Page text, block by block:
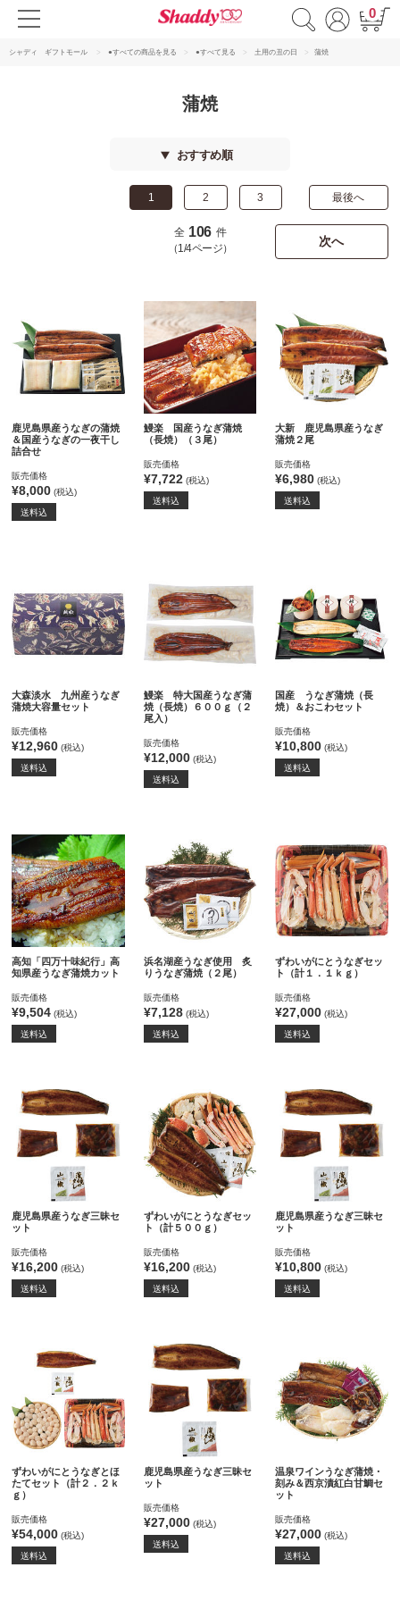
0
シャディ ギフトモール ●すべての商品を見る ●すべて見る 土用の丑の日 蒲焼
蒲焼
おすすめ順
1 2 3 最後へ
次へ
全 106 件
（1/4ページ）
鹿児島県産うなぎの蒲焼
＆国産うなぎの一夜干し
詰合せ
販売価格
¥8,000 (税込)
送料込
鰻楽 国産うなぎ蒲焼
（長焼）（３尾）
販売価格
¥7,722(税込)
送料込
大新 鹿児島県産うなぎ
蒲焼２尾
販売価格
¥6,980 (税込)
送料込
大森淡水 九州産うなぎ
蒲焼大容量セット
販売価格
¥12,960 (税込)
送料込
鰻楽 特大国産うなぎ蒲
焼（長焼）６００ｇ（２
尾入）
販売価格
¥12,000(税込)
送料込
国産 うなぎ蒲焼（長
焼）＆おこわセット
販売価格
¥10,800 (税込)
送料込
高知「四万十味紀行」高
知県産うなぎ蒲焼カット
販売価格
¥9,504 (税込)
送料込
浜名湖産うなぎ使用 炙
りうなぎ蒲焼（２尾）
販売価格
¥7,128(税込)
送料込
ずわいがにとうなぎセッ
ト（計１．１ｋｇ）
販売価格
¥27,000 (税込)
送料込
鹿児島県産うなぎ三昧セ
ット
販売価格
¥16,200 (税込)
送料込
ずわいがにとうなぎセッ
ト（計５００ｇ）
販売価格
¥16,200(税込)
送料込
鹿児島県産うなぎ三昧セ
ット
販売価格
¥10,800 (税込)
送料込
ずわいがにとうなぎとほ
たてセット（計２．２ｋ
ｇ）
販売価格
¥54,000 (税込)
送料込
鹿児島県産うなぎ三昧セ
ット
販売価格
¥27,000(税込)
送料込
温泉ワインうなぎ蒲焼・
刻み＆西京漬紅白甘鯛セ
ット
販売価格
¥27,000 (税込)
送料込